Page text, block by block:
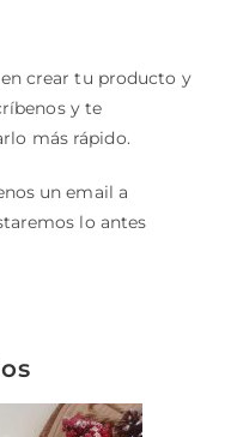
crear tu producto y
y te
más rápido.
un email a
lo antes